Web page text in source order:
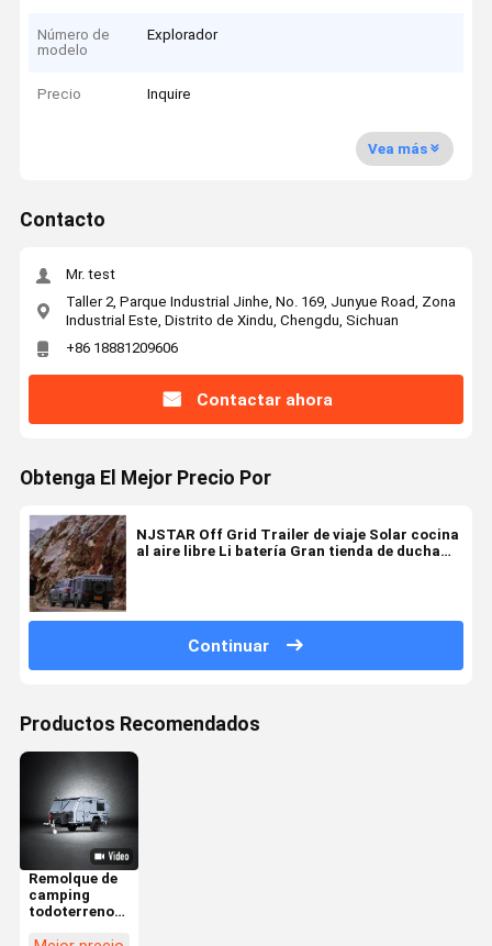
Número de
modelo
Explorador
Precio Inquire
Vea más
Contacto
Mr. test
Taller 2, Parque Industrial Jinhe, No. 169, Junyue Road, Zona
Industrial Este, Distrito de Xindu, Chengdu, Sichuan
+86 18881209606
Contactar ahora
Obtenga El Mejor Precio Por
NJSTAR Off Grid Trailer de viaje Solar cocina
al aire libre Li batería Gran tienda de ducha
Continuar
Productos Recomendados
Remolque de
camping
todoterreno